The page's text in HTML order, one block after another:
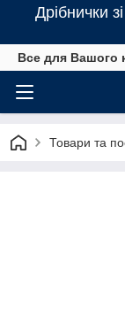
Дрібнички
Все для Вашого
Товари та